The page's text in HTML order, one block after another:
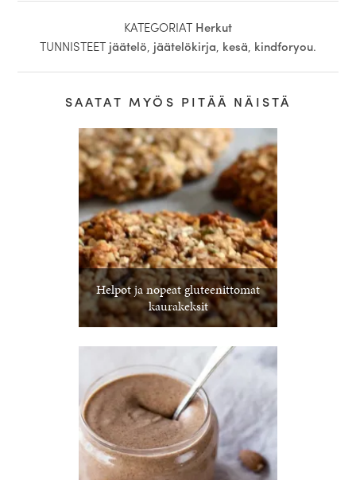
KATEGORIAT Herkut
TUNNISTEET jäätelö, jäätelökirja, kesä, kindforyou.
SAATAT MYÖS PITÄÄ NÄISTÄ
Helpot ja nopeat gluteenittomat
kaurakeksit